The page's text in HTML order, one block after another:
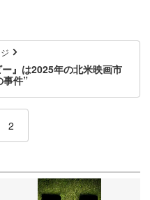
』は2025年の北米映画市
事件”
2